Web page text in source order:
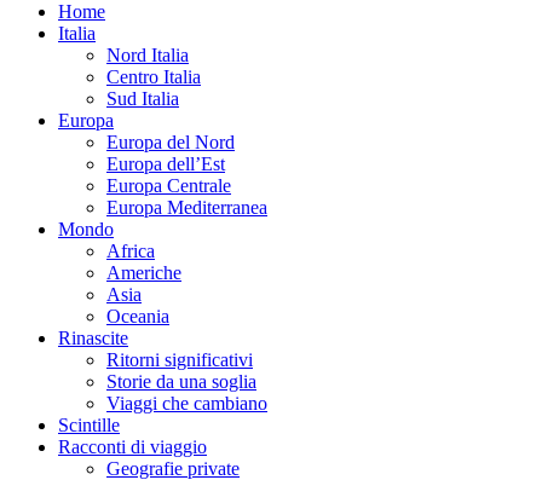
Home
Italia
Nord Italia
Centro Italia
Sud Italia
Europa
Europa del Nord
Europa dell’Est
Europa Centrale
Europa Mediterranea
Mondo
Africa
Americhe
Asia
Oceania
Rinascite
Ritorni significativi
Storie da una soglia
Viaggi che cambiano
Scintille
Racconti di viaggio
Geografie private